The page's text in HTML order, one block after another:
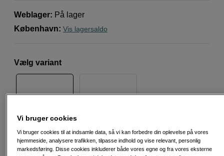
Weblager: På lager
København: Vis lagersaldo
Vælg variant
2m
Vi bruger cookies
Vi bruger cookies til at indsamle data, så vi kan forbedre din oplevelse på vores
hjemmeside, analysere trafikken, tilpasse indhold og vise relevant, personlig
markedsføring. Disse cookies inkluderer både vores egne og fra vores eksterne